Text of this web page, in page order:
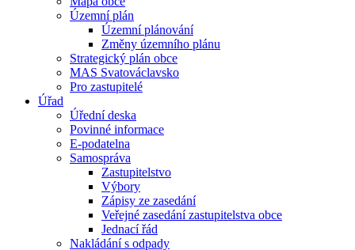
Územní plán
Územní plánování
Změny územního plánu
Strategický plán obce
MAS Svatováclavsko
Pro zastupitelé
Úřad
Úřední deska
Povinné informace
E-podatelna
Samospráva
Zastupitelstvo
Výbory
Zápisy ze zasedání
Veřejné zasedání zastupitelstva obce
Jednací řád
Nakládání s odpady